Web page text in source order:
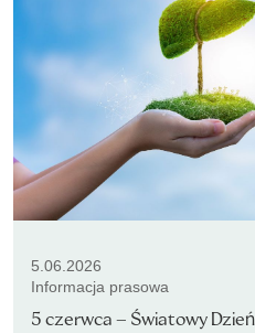
5.06.2026
Informacja prasowa
5 czerwca – Światowy